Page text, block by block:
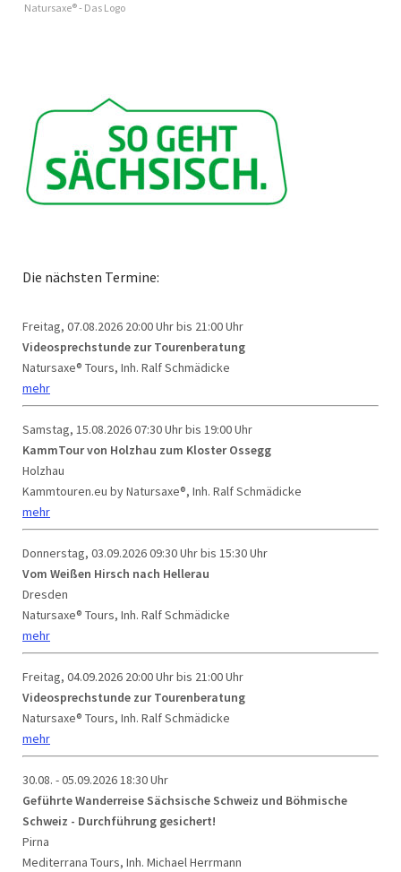
Natursaxe® - Das Logo
Die nächsten Termine:
Freitag, 07.08.2026 20:00 Uhr bis 21:00 Uhr
Videosprechstunde zur Tourenberatung
Natursaxe® Tours, Inh. Ralf Schmädicke
mehr
Samstag, 15.08.202607:30 Uhr bis 19:00 Uhr
KammTour von Holzhau zum Kloster Ossegg
Holzhau
Kammtouren.eu by Natursaxe®, Inh. Ralf Schmädicke
mehr
Donnerstag, 03.09.202609:30 Uhr bis 15:30 Uhr
Vom Weißen Hirsch nach Hellerau
Dresden
Natursaxe® Tours, Inh. Ralf Schmädicke
mehr
Freitag, 04.09.2026 20:00 Uhr bis 21:00 Uhr
Videosprechstunde zur Tourenberatung
Natursaxe® Tours, Inh. Ralf Schmädicke
mehr
30.08. - 05.09.202618:30 Uhr
Geführte Wanderreise Sächsische Schweiz und Böhmische
Schweiz - Durchführung gesichert!
Pirna
Mediterrana Tours, Inh. Michael Herrmann